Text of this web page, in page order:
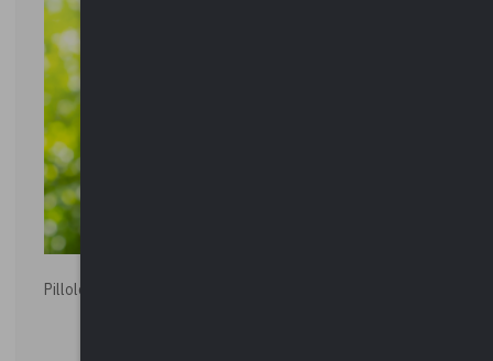
Pillole ambientali | 2026